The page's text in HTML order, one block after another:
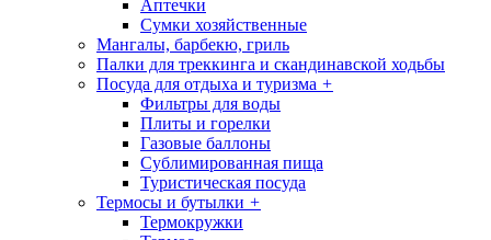
Аптечки
Сумки хозяйственные
Мангалы, барбекю, гриль
Палки для треккинга и скандинавской ходьбы
Посуда для отдыха и туризма +
Фильтры для воды
Плиты и горелки
Газовые баллоны
Сублимированная пища
Туристическая посуда
Термосы и бутылки +
Термокружки